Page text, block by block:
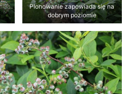
Plonowanie zapowiada się na
dobrym poziomie